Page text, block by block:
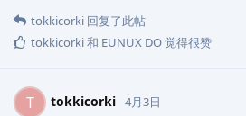
tokkicorki 回复了此帖
tokkicorki和 EUNUX DO觉得很赞
T tokkicorki 4月3日